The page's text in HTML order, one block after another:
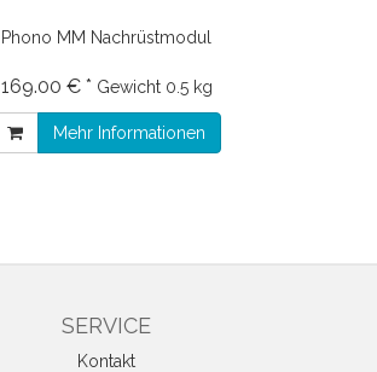
Phono MM Nachrüstmodul
169.00 € * Gewicht 0.5 kg
Mehr Informationen
SERVICE
Kontakt